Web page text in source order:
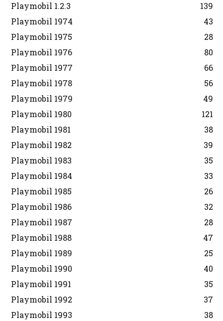
Playmobil 1.2.3
139
Playmobil 1974
43
Playmobil 1975
28
Playmobil 1976
80
Playmobil 1977
66
Playmobil 1978
56
Playmobil 1979
49
Playmobil 1980
121
Playmobil 1981
38
Playmobil 1982
39
Playmobil 1983
35
Playmobil 1984
33
Playmobil 1985
26
Playmobil 1986
32
Playmobil 1987
28
Playmobil 1988
47
Playmobil 1989
25
Playmobil 1990
40
Playmobil 1991
35
Playmobil 1992
37
Playmobil 1993
38